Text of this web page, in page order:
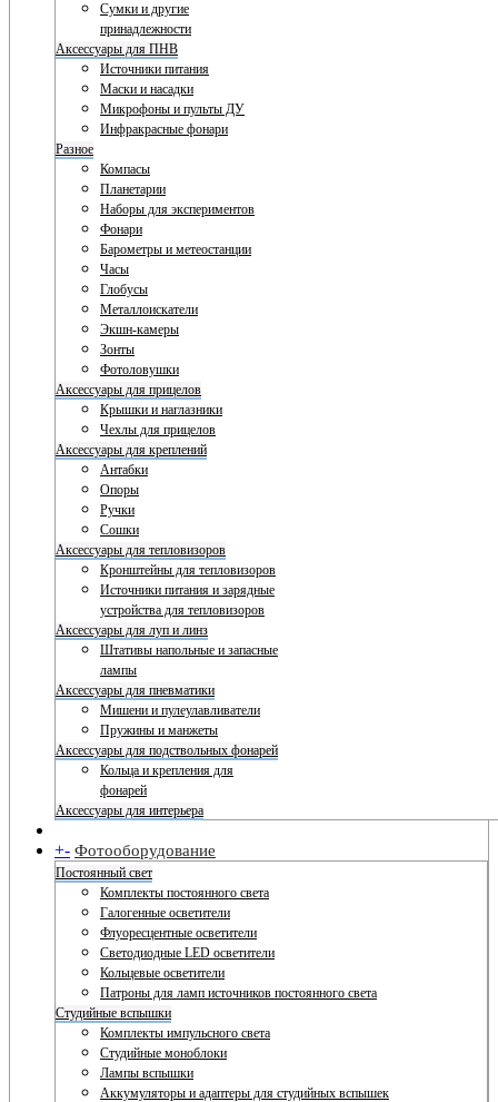
Сумки и другие
принадлежности
Аксессуары для ПНВ
Источники питания
Маски и насадки
Микрофоны и пульты ДУ
Инфракрасные фонари
Разное
Компасы
Планетарии
Наборы для экспериментов
Фонари
Барометры и метеостанции
Часы
Глобусы
Металлоискатели
Экшн-камеры
Зонты
Фотоловушки
Аксессуары для прицелов
Крышки и наглазники
Чехлы для прицелов
Аксессуары для креплений
Антабки
Опоры
Ручки
Сошки
Аксессуары для тепловизоров
Кронштейны для тепловизоров
Источники питания и зарядные
устройства для тепловизоров
Аксессуары для луп и линз
Штативы напольные и запасные
лампы
Аксессуары для пневматики
Мишени и пулеулавливатели
Пружины и манжеты
Аксессуары для подствольных фонарей
Кольца и крепления для
фонарей
Аксессуары для интерьера
+- Фотооборудование
Постоянный свет
Комплекты постоянного света
Галогенные осветители
Флуоресцентные осветители
Светодиодные LED осветители
Кольцевые осветители
Патроны для ламп источников постоянного света
Студийные вспышки
Комплекты импульсного света
Студийные моноблоки
Лампы вспышки
Аккумуляторы и адаптеры для студийных вспышек